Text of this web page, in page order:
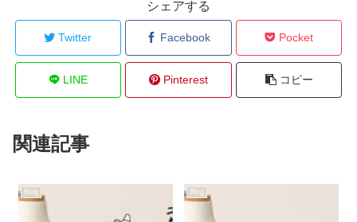
シェアする
Twitter Facebook Pocket
LINE Pinterest コピー
関連記事
Blog Blog